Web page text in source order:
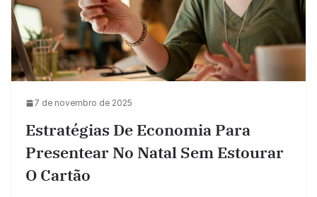
7 de novembro de 2025
Estratégias De Economia Para
Presentear No Natal Sem Estourar
O Cartão